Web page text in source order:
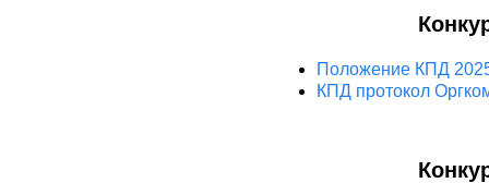
Положение КПД
КПД протокол